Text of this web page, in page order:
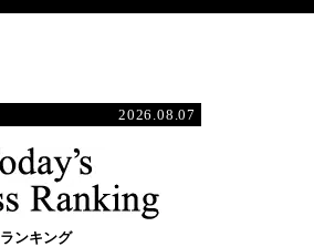
2026.08.07
ランキング